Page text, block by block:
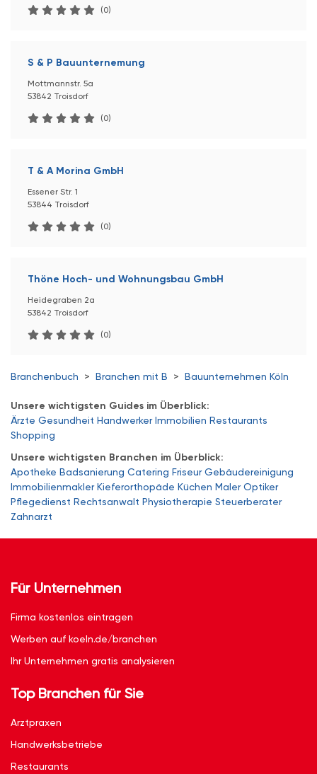
(0)
S & P Bauunternemung
Mottmannstr. 5a
53842 Troisdorf
(0)
T & A Morina GmbH
Essener Str. 1
53844 Troisdorf
(0)
Thöne Hoch- und Wohnungsbau GmbH
Heidegraben 2a
53842 Troisdorf
(0)
Branchenbuch > Branchen mit B > Bauunternehmen Köln
Unsere wichtigsten Guides im Überblick:
Ärzte Gesundheit Handwerker Immobilien Restaurants
Shopping
Unsere wichtigsten Branchen im Überblick:
Apotheke Badsanierung Catering Friseur Gebäudereinigung
Immobilienmakler Kieferorthopäde Küchen Maler Optiker
Pflegedienst Rechtsanwalt Physiotherapie Steuerberater
Zahnarzt
Für Unternehmen
Firma kostenlos eintragen
Werben auf koeln.de/branchen
Ihr Unternehmen gratis analysieren
Top Branchen für Sie
Arztpraxen
Handwerksbetriebe
Restaurants